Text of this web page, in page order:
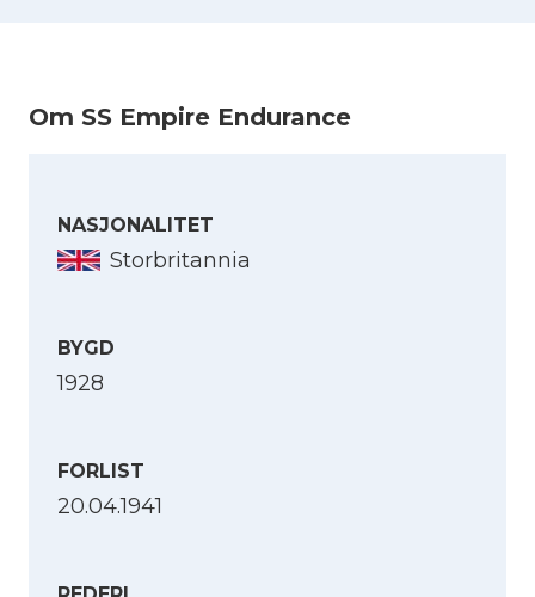
tyske ubåten U-73 i Atlanterhavet.
Om SS Empire Endurance
NASJONALITET
Storbritannia
BYGD
1928
FORLIST
20.04.1941